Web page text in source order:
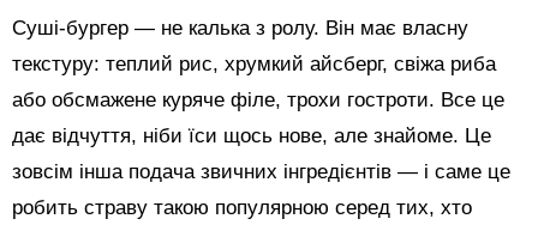
Суші-бургер — не калька з ролу. Він має власну
текстуру: теплий рис, хрумкий айсберг, свіжа риба
або обсмажене куряче філе, трохи гостроти. Все це
дає відчуття, ніби їси щось нове, але знайоме. Це
зовсім інша подача звичних інгредієнтів — і саме це
робить страву такою популярною серед тих, хто